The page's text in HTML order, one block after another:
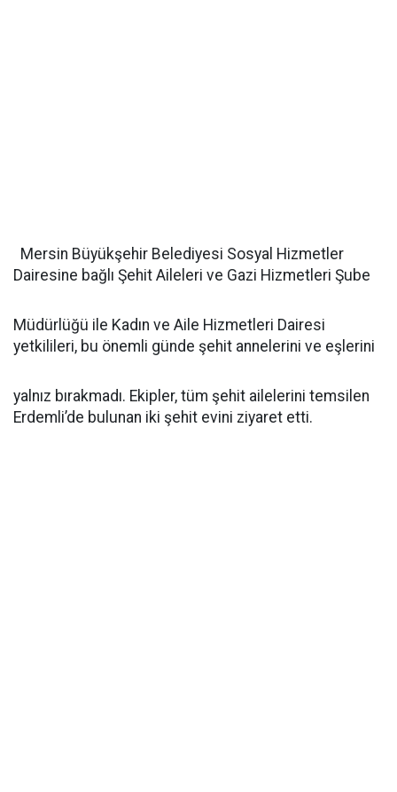
Mersin Büyükşehir Belediyesi Sosyal Hizmetler
Dairesine bağlı Şehit Aileleri ve Gazi Hizmetleri Şube
Müdürlüğü ile Kadın ve Aile Hizmetleri Dairesi
yetkilileri, bu önemli günde şehit annelerini ve eşlerini
yalnız bırakmadı. Ekipler, tüm şehit ailelerini temsilen
Erdemli’de bulunan iki şehit evini ziyaret etti.